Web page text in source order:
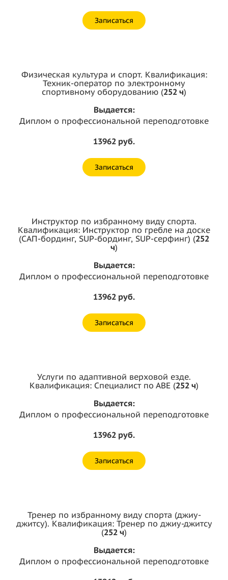
Записаться
Физическая культура и спорт. Квалификация:
Техник-оператор по электронному
спортивному оборудованию (252 ч)
Выдается:
Диплом о профессиональной переподготовке
13962 руб.
Записаться
Инструктор по избранному виду спорта.
Квалификация: Инструктор по гребле на доске
(САП-бординг, SUP-бординг, SUP-серфинг) (252
ч)
Выдается:
Диплом о профессиональной переподготовке
13962 руб.
Записаться
Услуги по адаптивной верховой езде.
Квалификация: Специалист по АВЕ (252 ч)
Выдается:
Диплом о профессиональной переподготовке
13962 руб.
Записаться
Тренер по избранному виду спорта (джиу-
джитсу). Квалификация: Тренер по джиу-джитсу
(252 ч)
Выдается:
Диплом о профессиональной переподготовке